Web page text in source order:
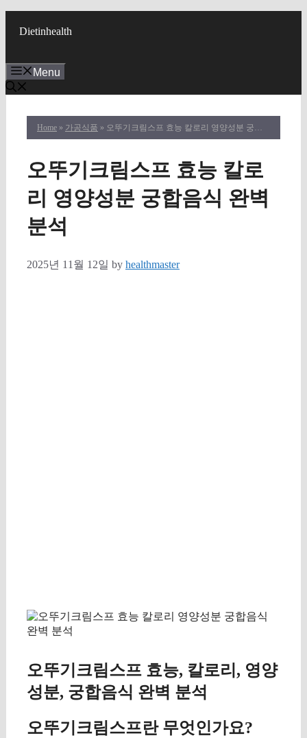
Dietinhealth
Menu
Home » 가공식품 » 오뚜기크림스프 효능 칼로리 영양성분 궁합음식 완벽 분석
오뚜기크림스프 효능 칼로
리 영양성분 궁합음식 완벽
분석
2025년 11월 12일 by healthmaster
오뚜기크림스프 효능, 칼로리, 영양
성분, 궁합음식 완벽 분석
오뚜기크림스프란 무엇인가요?